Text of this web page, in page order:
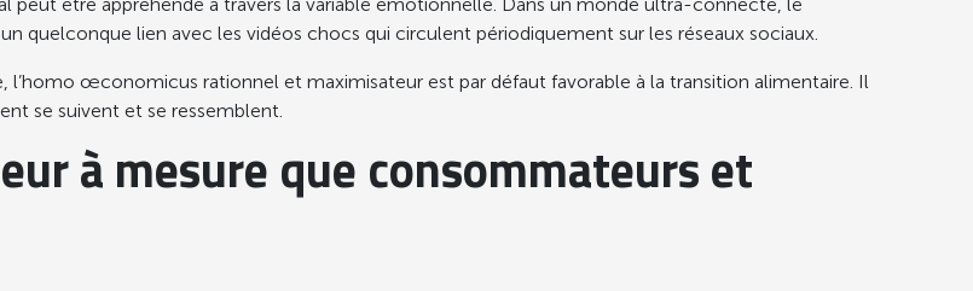
quelconque lien avec les vidéos chocs qui circulent périodiquement sur les réseaux sociaux.
œconomicus rationnel et maximisateur est par défaut favorable à la transition alimentaire. Il
se suivent et se ressemblent.
à mesure que consommateurs et